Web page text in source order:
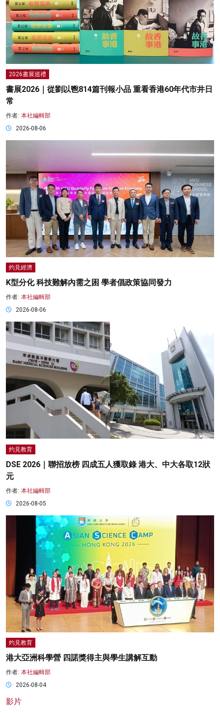
2026書展巡禮
書展2026｜從劉以鬯814篇刊報小品 重看香港60年代市井日
常
作者: 本社編輯部
2026-08-06
灼見經濟
K型分化 科技難解內需之困 學者倡政策協同發力
作者: 本社編輯部
2026-08-06
灼見教育
DSE 2026｜聯招放榜 四成五人獲取錄 港大、中大各取12狀
元
作者: 本社編輯部
2026-08-05
灼見教育
港大亞洲科學營 四諾獎得主與學生講解互動
作者: 本社編輯部
2026-08-04
影片